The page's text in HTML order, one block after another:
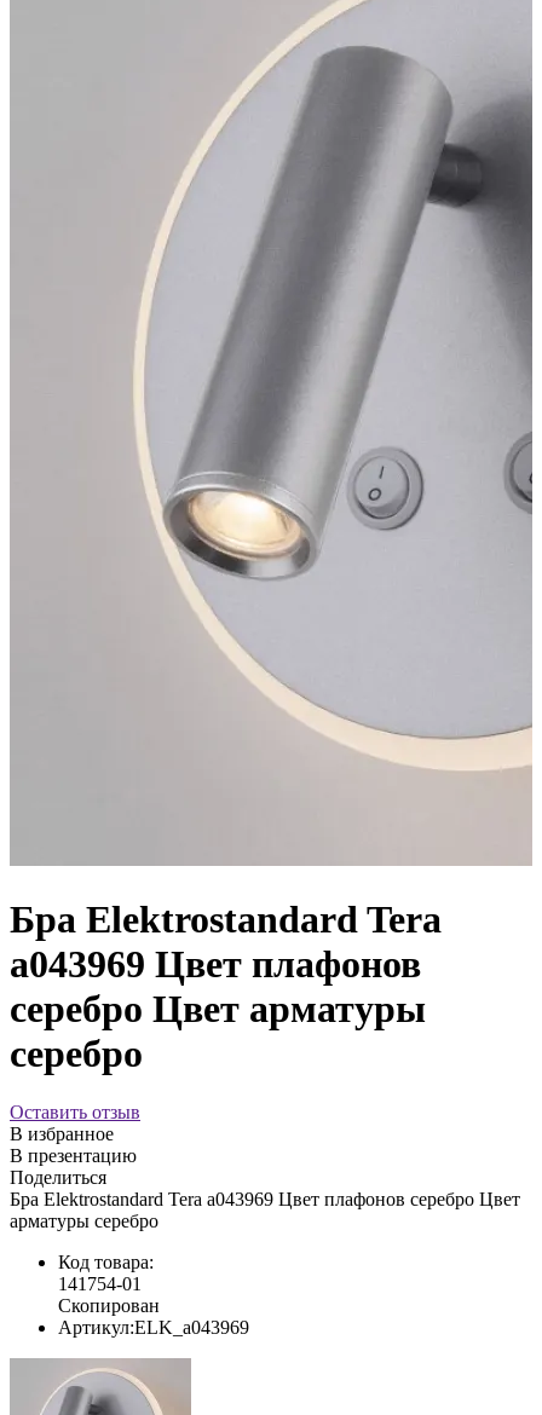
Бра Elektrostandard Tera
a043969 Цвет плафонов
серебро Цвет арматуры
серебро
Оставить отзыв
В избранное
В презентацию
Поделиться
Бра Elektrostandard Tera a043969 Цвет плафонов серебро Цвет
арматуры серебро
Код товара:
141754-01
Скопирован
Артикул:ELK_a043969